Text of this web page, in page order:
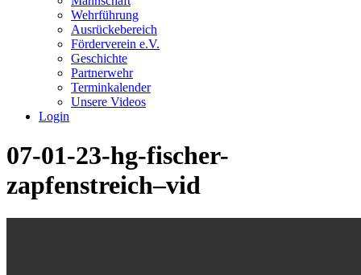
Wehrführung
Ausrückebereich
Förderverein e.V.
Geschichte
Partnerwehr
Terminkalender
Unsere Videos
Login
07-01-23-hg-fischer-
zapfenstreich–vid